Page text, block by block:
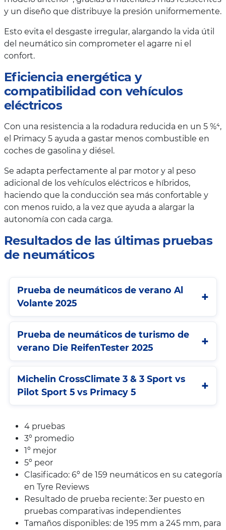
y un diseño que distribuye la presión uniformemente.
Esto evita el desgaste irregular, alargando la vida útil
del neumático sin comprometer el agarre ni el
confort.
Eficiencia energética y
compatibilidad con vehículos
eléctricos
Con una resistencia a la rodadura reducida en un 5 %⁴,
el Primacy 5 ayuda a gastar menos combustible en
coches de gasolina y diésel.
Se adapta perfectamente al par motor y al peso
adicional de los vehículos eléctricos e híbridos,
haciendo que la conducción sea más confortable y
con menos ruido, a la vez que ayuda a alargar la
autonomía con cada carga.
Resultados de las últimas pruebas
de neumáticos
Prueba de neumáticos de verano Al
Volante 2025
Prueba de neumáticos de turismo de
verano Die ReifenTester 2025
Michelin CrossClimate 3 & 3 Sport vs
Pilot Sport 5 vs Primacy 5
4 pruebas
3º promedio
1º mejor
5º peor
Clasificado: 6º de 159 neumáticos en su categoría
en Tyre Reviews
Resultado de prueba reciente: 3er puesto en
pruebas comparativas independientes
Tamaños disponibles: de 195 mm a 245 mm, para